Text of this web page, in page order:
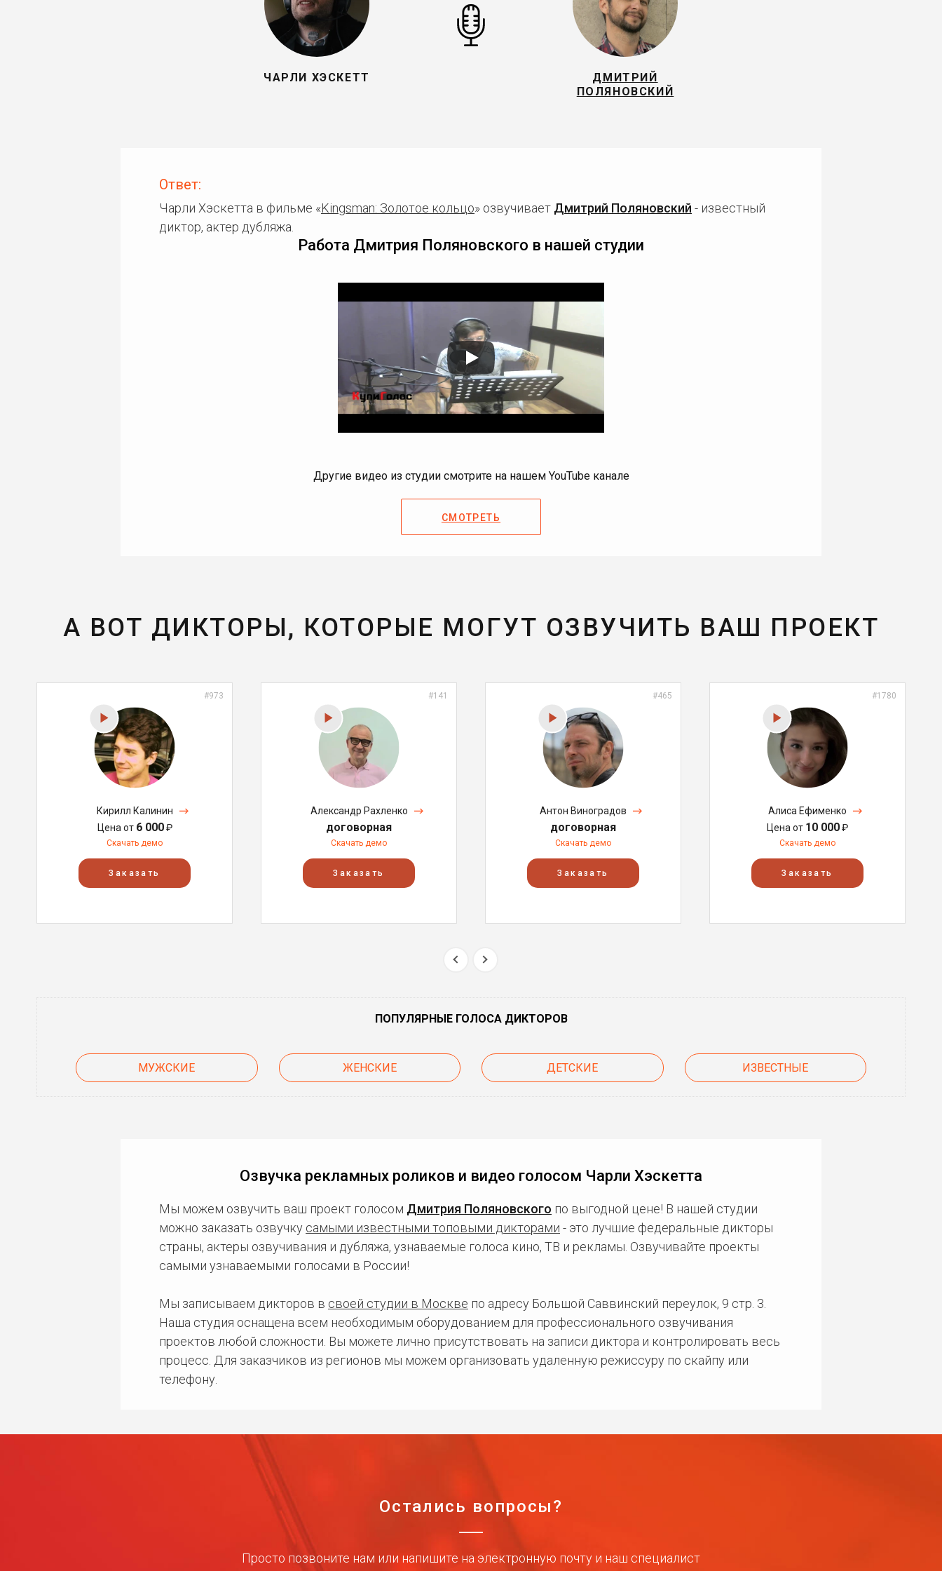
ЧАРЛИ ХЭСКЕТТ
ДМИТРИЙ
ПОЛЯНОВСКИЙ
Ответ:
Чарли Хэскетта в фильме «Kingsman: Золотое кольцо» озвучивает Дмитрий Поляновский - известный
диктор, актер дубляжа.
Работа Дмитрия Поляновского в нашей студии
Другие видео из студии смотрите на нашем YouTube канале
СМОТРЕТЬ
А ВОТ ДИКТОРЫ, КОТОРЫЕ МОГУТ ОЗВУЧИТЬ ВАШ ПРОЕКТ
#973
Кирилл Калинин
Цена от 6 000₽
Скачать демо
Заказать
#141
Александр Рахленко
договорная
Скачать демо
Заказать
#465
Антон Виноградов
договорная
Скачать демо
Заказать
#1780
Алиса Ефименко
Цена от 10 000₽
Скачать демо
Заказать
ПОПУЛЯРНЫЕ ГОЛОСА ДИКТОРОВ
МУЖСКИЕ ЖЕНСКИЕ ДЕТСКИЕ ИЗВЕСТНЫЕ
Озвучка рекламных роликов и видео голосом Чарли Хэскетта
Мы можем озвучить ваш проект голосом Дмитрия Поляновского по выгодной цене! В нашей студии
можно заказать озвучку самыми известными топовыми дикторами - это лучшие федеральные дикторы
страны, актеры озвучивания и дубляжа, узнаваемые голоса кино, ТВ и рекламы. Озвучивайте проекты
самыми узнаваемыми голосами в России!
Мы записываем дикторов в своей студии в Москве по адресу Большой Саввинский переулок, 9 стр. 3.
Наша студия оснащена всем необходимым оборудованием для профессионального озвучивания
проектов любой сложности. Вы можете лично присутствовать на записи диктора и контролировать весь
процесс. Для заказчиков из регионов мы можем организовать удаленную режиссуру по скайпу или
телефону.
Остались вопросы?
Просто позвоните нам или напишите на электронную почту и наш специалист